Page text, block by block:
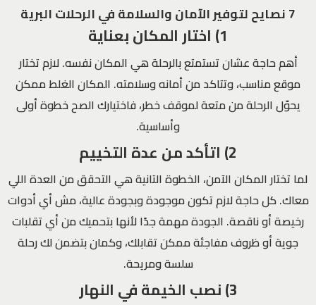
7 نصايح لتوفير الآمان والسلامة في الرحلات البرية
1) اختار المكان بعناية
أهم حاجة عشان تستمتع بالرحلة هي المكان نفسه. لازم تختار
موقع مناسب، وتتاكد من أمانه وسلامته. المكان الغلط ممكن
يحوّل الرحلة من متعة لموقف خطر، فاختيارك الصح خطوة أولى
وأساسية.
2) اتأكد من عدة التخييم
لما تختار المكان الآمن، الخطوة التانية هي التحقق من العدة اللي
معاك. كل حاجة لازم تكون موجودة وبجودة عالية، مش أي أدوات
رخيصة أو ناقصة. الجودة مهمة جدًا لأنها بتحميك من أي تقلبات
جوية أو ظروف مفاجئة ممكن تقابلك، وكمان بتضمن لك رحلة
سلسة ومريحة.
3) نصب الخيمة في النهار